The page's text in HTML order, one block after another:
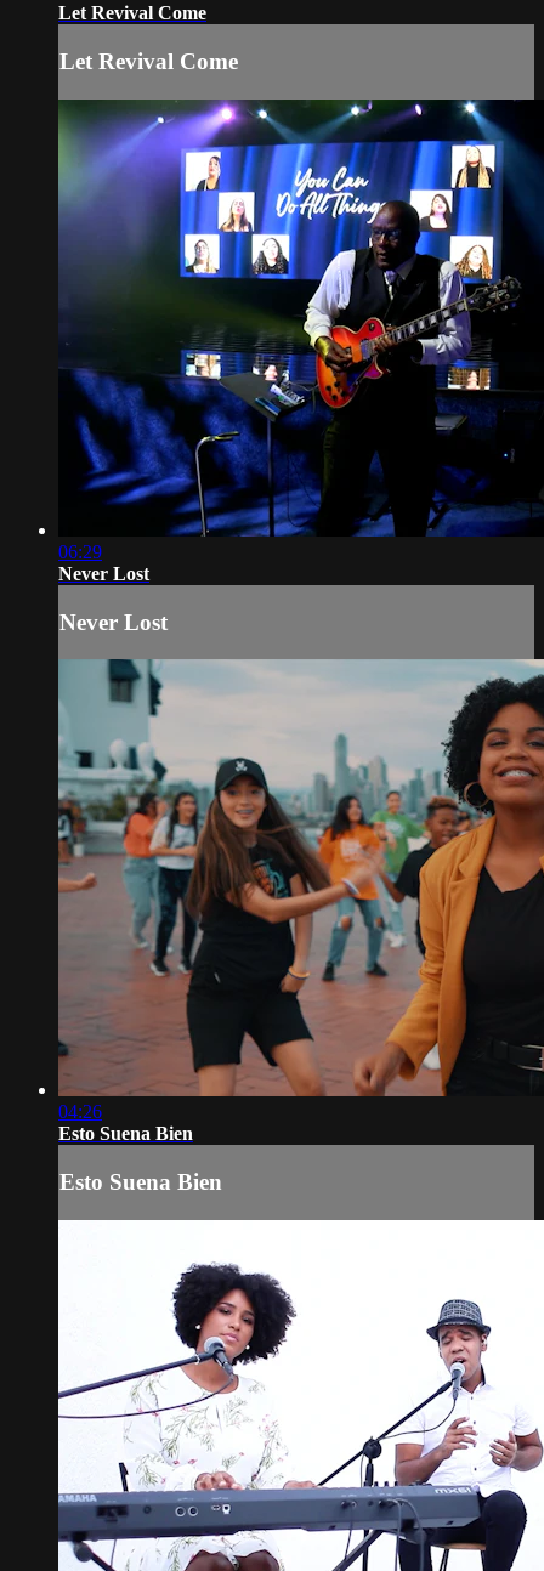
Let Revival Come
Let Revival Come
06:29
Never Lost
Never Lost
04:26
Esto Suena Bien
Esto Suena Bien